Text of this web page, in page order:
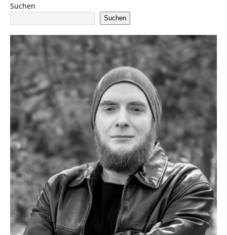
Suchen
Suchen